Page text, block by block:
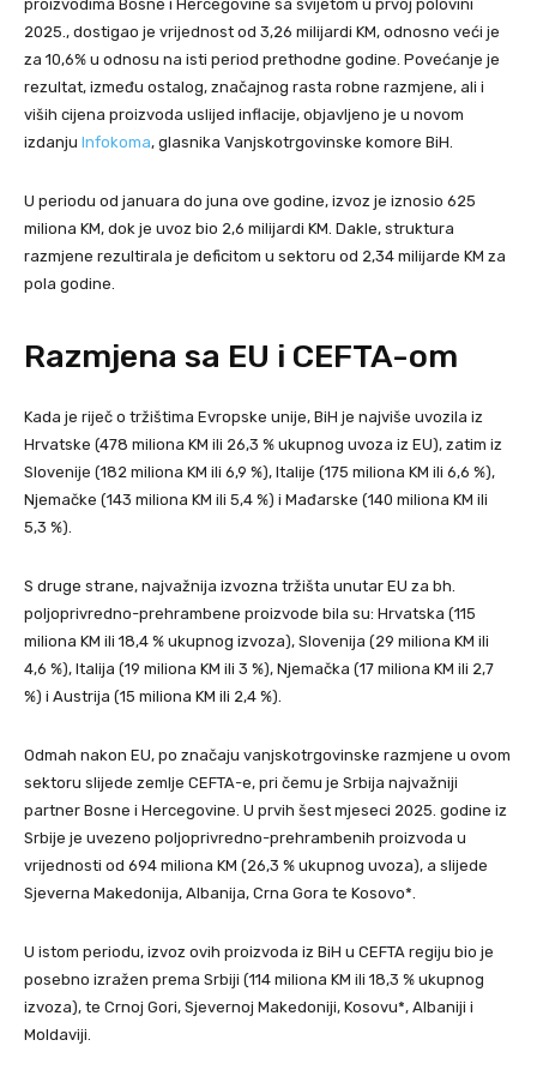
proizvodima Bosne i Hercegovine sa svijetom u prvoj polovini
2025., dostigao je vrijednost od 3,26 milijardi KM, odnosno veći je
za 10,6% u odnosu na isti period prethodne godine. Povećanje je
rezultat, između ostalog, značajnog rasta robne razmjene, ali i
viših cijena proizvoda uslijed inflacije, objavljeno je u novom
izdanju Infokoma, glasnika Vanjskotrgovinske komore BiH.
U periodu od januara do juna ove godine, izvoz je iznosio 625
miliona KM, dok je uvoz bio 2,6 milijardi KM. Dakle, struktura
razmjene rezultirala je deficitom u sektoru od 2,34 milijarde KM za
pola godine.
Razmjena sa EU i CEFTA-om
Kada je riječ o tržištima Evropske unije, BiH je najviše uvozila iz
Hrvatske (478 miliona KM ili 26,3 % ukupnog uvoza iz EU), zatim iz
Slovenije (182 miliona KM ili 6,9 %), Italije (175 miliona KM ili 6,6 %),
Njemačke (143 miliona KM ili 5,4 %) i Mađarske (140 miliona KM ili
5,3 %).
S druge strane, najvažnija izvozna tržišta unutar EU za bh.
poljoprivredno-prehrambene proizvode bila su: Hrvatska (115
miliona KM ili 18,4 % ukupnog izvoza), Slovenija (29 miliona KM ili
4,6 %), Italija (19 miliona KM ili 3 %), Njemačka (17 miliona KM ili 2,7
%) i Austrija (15 miliona KM ili 2,4 %).
Odmah nakon EU, po značaju vanjskotrgovinske razmjene u ovom
sektoru slijede zemlje CEFTA-e, pri čemu je Srbija najvažniji
partner Bosne i Hercegovine. U prvih šest mjeseci 2025. godine iz
Srbije je uvezeno poljoprivredno-prehrambenih proizvoda u
vrijednosti od 694 miliona KM (26,3 % ukupnog uvoza), a slijede
Sjeverna Makedonija, Albanija, Crna Gora te Kosovo*.
U istom periodu, izvoz ovih proizvoda iz BiH u CEFTA regiju bio je
posebno izražen prema Srbiji (114 miliona KM ili 18,3 % ukupnog
izvoza), te Crnoj Gori, Sjevernoj Makedoniji, Kosovu*, Albaniji i
Moldaviji.